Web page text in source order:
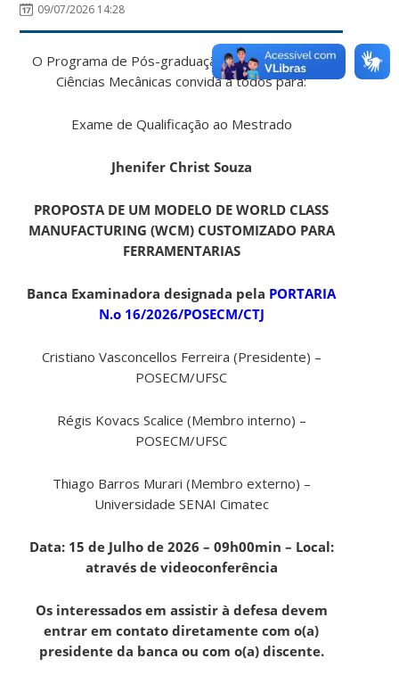
09/07/2026 14:28
O Programa de Pós-graduação em Engenharia e
Ciências Mecânicas convida a todos para:
Exame de Qualificação ao Mestrado
Jhenifer Christ Souza
PROPOSTA DE UM MODELO DE WORLD CLASS
MANUFACTURING (WCM) CUSTOMIZADO PARA
FERRAMENTARIAS
Banca Examinadora designada pela PORTARIA
N.o 16/2026/POSECM/CTJ
Cristiano Vasconcellos Ferreira (Presidente) –
POSECM/UFSC
Régis Kovacs Scalice (Membro interno) –
POSECM/UFSC
Thiago Barros Murari (Membro externo) –
Universidade SENAI Cimatec
Data: 15 de Julho de 2026 – 09h00min – Local:
através de videoconferência
Os interessados em assistir à defesa devem
entrar em contato diretamente com o(a)
presidente da banca ou com o(a) discente.